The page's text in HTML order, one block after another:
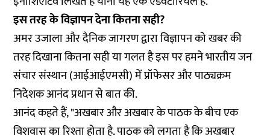
इस तरह के विज्ञापन देना कितना सही?
अमर उजाला और दैनिक जागरण द्वारा विज्ञापन को खबर की
तरह दिखाना कितना सही या गलत है इस पर हमने भारतीय जन
संचार संस्थान (आईआईएमसी) में प्रॉफेसर और पाठ्यक्रम
निदेशक आनंद प्रधान से बात की.
आनंद कहते हैं, "अखबार और अखबार के पाठक के बीच एक
विशवास का रिश्ता होता है. पाठक को लगता है कि अखबार